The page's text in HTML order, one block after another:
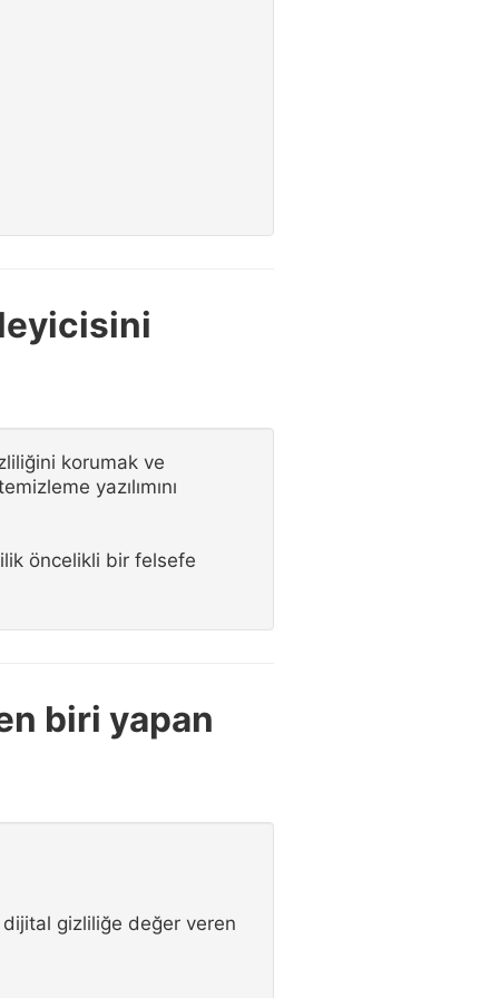
korumak ve
yazılımını
öncelikli bir felsefe
biri yapan
dijital gizliliğe değer veren